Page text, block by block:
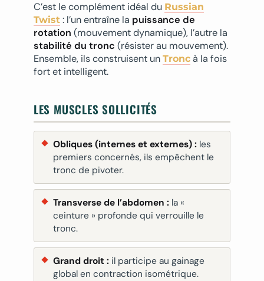
C’est le complément idéal du Russian
Twist: l’un entraîne la puissance de
rotation (mouvement dynamique), l’autre la
stabilité du tronc (résister au mouvement).
Ensemble, ils construisent un Troncà la fois
fort et intelligent.
LES MUSCLES SOLLICITÉS
Obliques (internes et externes) :les
premiers concernés, ils empêchent le
tronc de pivoter.
Transverse de l’abdomen :la «
ceinture » profonde qui verrouille le
tronc.
Grand droit :il participe au gainage
global en contraction isométrique.